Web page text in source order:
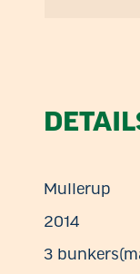
Mullerup
2014
3